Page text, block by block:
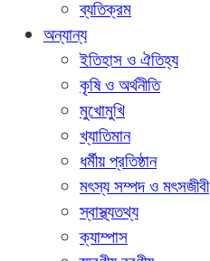
ব্যতিক্রম
অন্যান্য
ইতিহাস ও ঐতিহ্য
কৃষি ও অর্থনীতি
মুখোমুখি
খ্যাতিমান
ধর্মীয় প্রতিষ্ঠান
মৎস্য সম্পদ ও মৎসজীবী
স্বাস্থ্যতথ্য
ক্যাম্পাস